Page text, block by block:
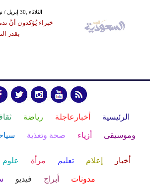
GMT 23:21 2019 الثلاثاء ,30 إبريل / نيسان
خبراء يُؤكدون أنَّ
بقدر
الرئيسية أخبارعاجلة رياضة
وموسيقى أزياء صحة وتغذية
أخبار إعلام تعليم مرأة علوم
مدونات أبراج فيديو